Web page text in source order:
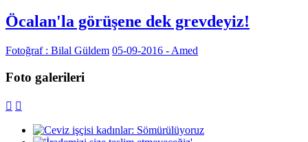
Öcalan'la görüşene dek grevdeyiz!
Fotoğraf : Bilal Güldem 05-09-2016 - Amed
Foto galerileri
 